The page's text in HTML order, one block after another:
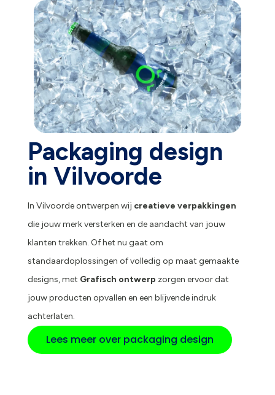
Packaging design
in Vilvoorde
In Vilvoorde ontwerpen wij creatieve verpakkingen
die jouw merk versterken en de aandacht van jouw
klanten trekken. Of het nu gaat om
standaardoplossingen of volledig op maat gemaakte
designs, met Grafisch ontwerp zorgen ervoor dat
jouw producten opvallen en een blijvende indruk
achterlaten.
Lees meer over packaging design